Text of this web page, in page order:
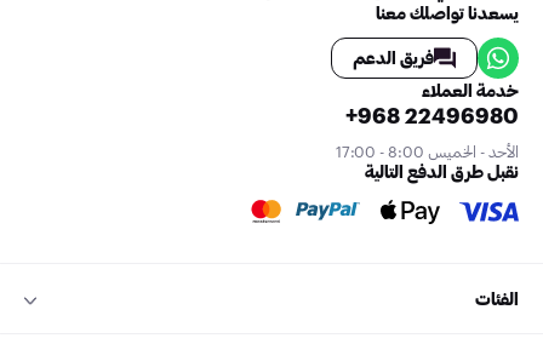
يسعدنا تواصلك معنا
فريق الدعم
خدمة العملاء
+968 22496980
الأحد - الخميس 8:00 - 17:00
نقبل طرق الدفع التالية
الفئات